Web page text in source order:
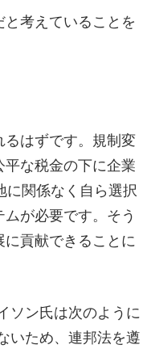
考えていることを
るはずです。規制変
な税金の下に企業
関係なく自ら選択
が必要です。そう
貢献できることに
ソン氏は次のように
いため、連邦法を遵